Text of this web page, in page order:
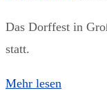
Das Dorffest in
statt.
Mehr lesen